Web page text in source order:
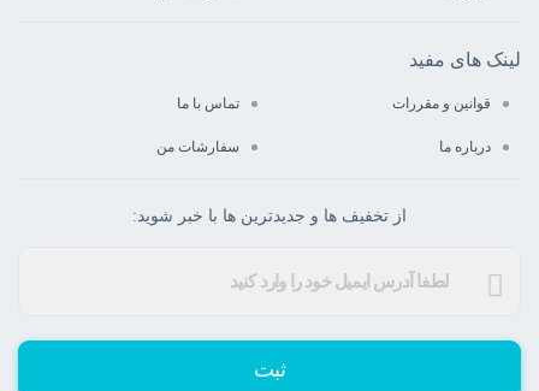
لینک های مفید
قوانین و مقررات تماس با ما
درباره‌ ما سفارشات من
از تخفیف ها و جدیدترین ها با خبر شوید:
ثبت